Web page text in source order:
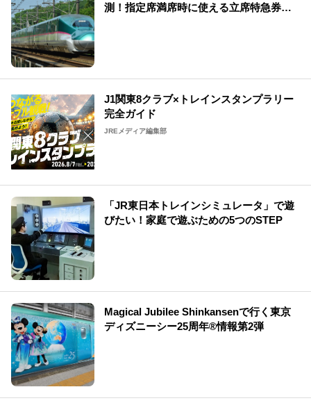
測！指定席満席時に使える立席特急券も
J1関東8クラブ×トレインスタンプラリー
完全ガイド
JREメディア編集部
「JR東日本トレインシミュレータ」で遊
びたい！家庭で遊ぶための5つのSTEP
Magical Jubilee Shinkansenで行く東京
ディズニーシー25周年®情報第2弾